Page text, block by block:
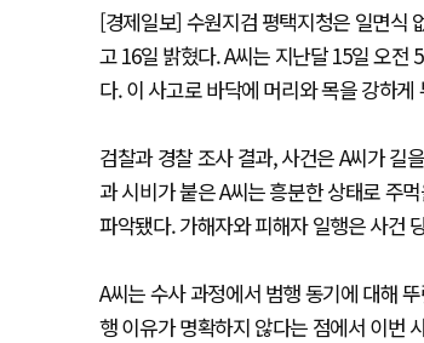
[경제일보] 수원지검 평택지청은 일면식
고 16일 밝혔다. A씨는 지난달 15일 오전
다. 이 사고로 바닥에 머리와 목을 강하
검찰과 경찰 조사 결과, 사건은 A씨가 길
과 시비가 붙은 A씨는 흥분한 상태로 주
파악됐다. 가해자와 피해자 일행은 사건
A씨는 수사 과정에서 범행 동기에 대해
행 이유가 명확하지 않다는 점에서 이번